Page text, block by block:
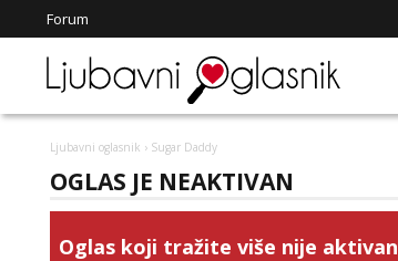
Forum
Ljubavni oglasnik › Sugar Daddy
OGLAS JE NEAKTIVAN
Oglas koji tražite više nije aktivan